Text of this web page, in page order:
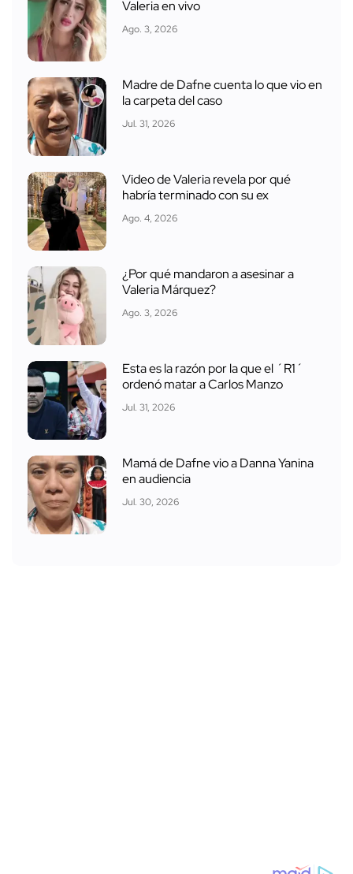
Valeria en vivo
Ago. 3, 2026
Madre de Dafne cuenta lo que vio en
la carpeta del caso
Jul. 31, 2026
Video de Valeria revela por qué
habría terminado con su ex
Ago. 4, 2026
¿Por qué mandaron a asesinar a
Valeria Márquez?
Ago. 3, 2026
Esta es la razón por la que el ´R1´
ordenó matar a Carlos Manzo
Jul. 31, 2026
Mamá de Dafne vio a Danna Yanina
en audiencia
Jul. 30, 2026